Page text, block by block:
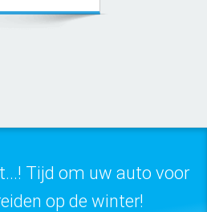
Tijd om uw auto voor
op de winter!